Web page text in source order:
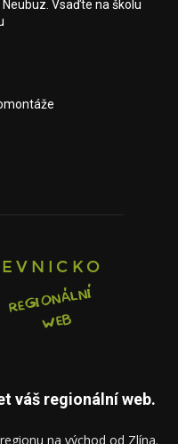
Vsaďte na školu
váš regionální web.
na východ od Zlína.